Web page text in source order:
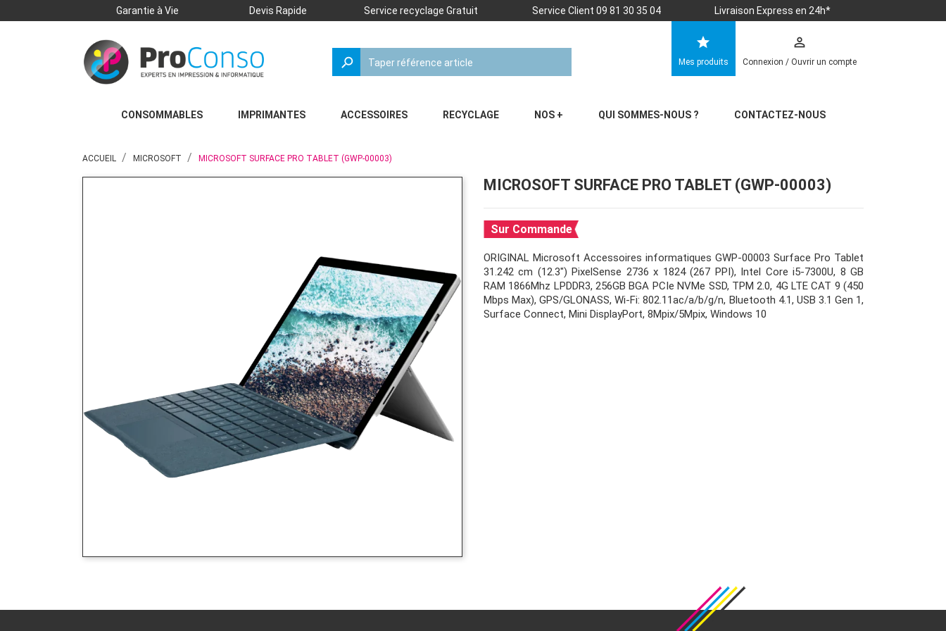
Garantie à Vie Devis Rapide Service recyclage Gratuit Service Client 09 81 30 35 04 Livraison Express en 24h*
star
Mes produits
perm_identity
Connexion / Ouvrir un compte
search
CONSOMMABLES IMPRIMANTES ACCESSOIRES RECYCLAGE NOS + QUI SOMMES-NOUS ? CONTACTEZ-NOUS
ACCUEIL MICROSOFT MICROSOFT SURFACE PRO TABLET (GWP-00003)
MICROSOFT SURFACE PRO TABLET (GWP-00003)
Sur Commande
ORIGINAL Microsoft Accessoires informatiques GWP-00003 Surface Pro Tablet
31.242 cm (12.3") PixelSense 2736 x 1824 (267 PPI), Intel Core i5-7300U, 8 GB
RAM 1866Mhz LPDDR3, 256GB BGA PCIe NVMe SSD, TPM 2.0, 4G LTE CAT 9 (450
Mbps Max), GPS/GLONASS, Wi-Fi: 802.11ac/a/b/g/n, Bluetooth 4.1, USB 3.1 Gen 1,
Surface Connect, Mini DisplayPort, 8Mpix/5Mpix, Windows 10